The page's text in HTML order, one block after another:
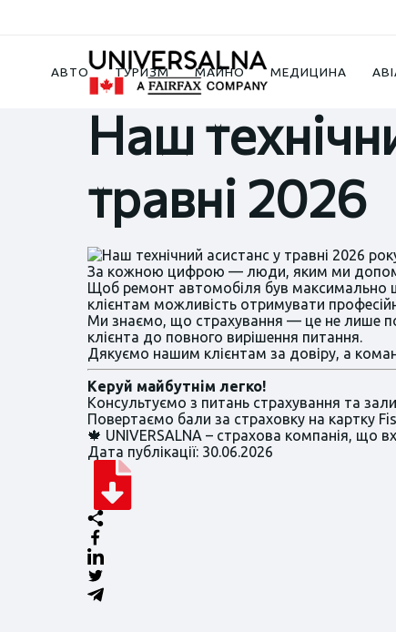
АВТО ТУРИЗМ МАЙНО МЕДИЦИНА
Наш
травні 2026
За кожною цифрою — люди, яким ми
Щоб ремонт автомобіля був максимально
клієнтам можливість отримувати
Ми знаємо, що страхування — це не лише
клієнта до повного вирішення питання.
Дякуємо нашим клієнтам за довіру, а
Керуй майбутнім легко!
Консультуємо з питань страхування та
Повертаємо бали за страховку на картку
🍁 UNIVERSALNA – страхова компанія, що
Дата публікації: 30.06.2026